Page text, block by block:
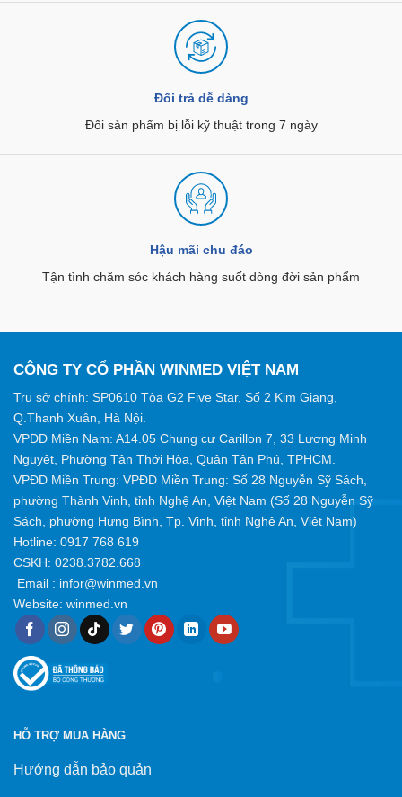
Đổi trả dễ dàng
Đổi sản phẩm bị lỗi kỹ thuật trong 7 ngày
Hậu mãi chu đáo
Tận tình chăm sóc khách hàng suốt dòng đời sản phẩm
CÔNG TY CỔ PHẦN WINMED VIỆT NAM
Trụ sở chính: SP0610 Tòa G2 Five Star, Số 2 Kim Giang,
Q.Thanh Xuân, Hà Nội.
VPĐD Miền Nam: A14.05 Chung cư Carillon 7, 33 Lương Minh
Nguyệt, Phường Tân Thới Hòa, Quận Tân Phú, TPHCM.
VPĐD Miền Trung: VPĐD Miền Trung: Số 28 Nguyễn Sỹ Sách,
phường Thành Vinh, tỉnh Nghệ An, Việt Nam (Số 28 Nguyễn Sỹ
Sách, phường Hưng Bình, Tp. Vinh, tỉnh Nghệ An, Việt Nam)
Hotline: 0917 768 619
CSKH: 0238.3782.668
Email : infor@winmed.vn
Website: winmed.vn
HỖ TRỢ MUA HÀNG
Hướng dẫn bảo quản